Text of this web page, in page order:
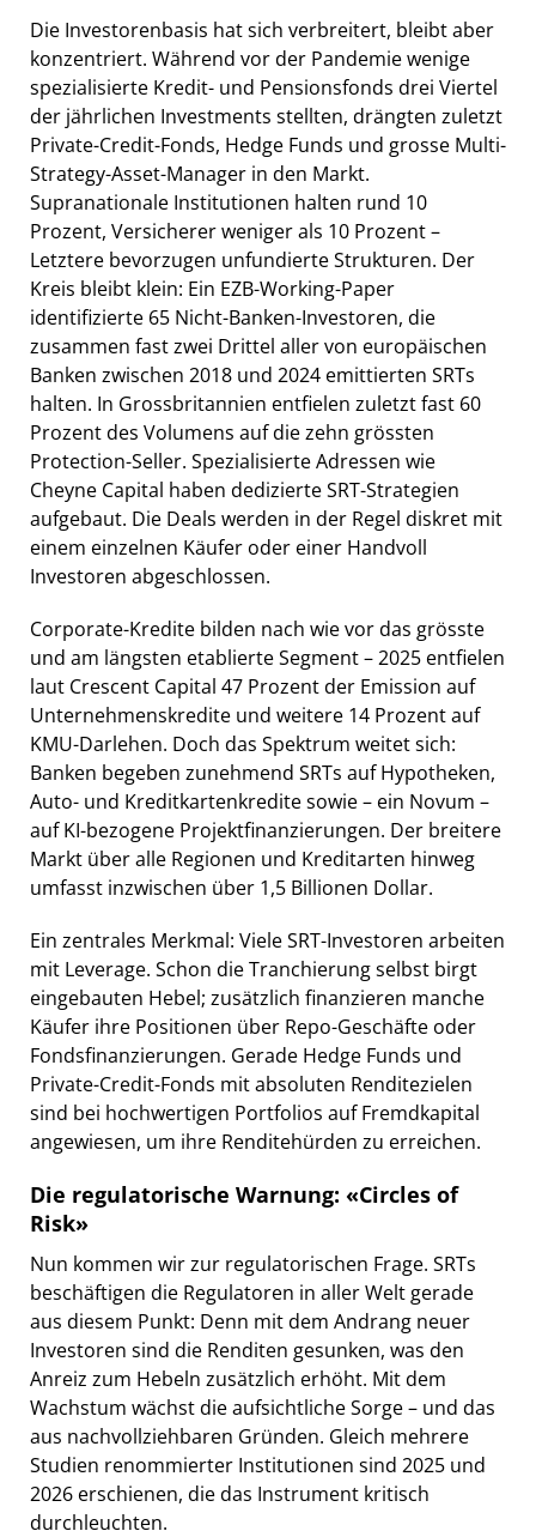
Die Investorenbasis hat sich verbreitert, bleibt aber
konzentriert. Während vor der Pandemie wenige
spezialisierte Kredit- und Pensionsfonds drei Viertel
der jährlichen Investments stellten, drängten zuletzt
Private-Credit-Fonds, Hedge Funds und grosse Multi-
Strategy-Asset-Manager in den Markt.
Supranationale Institutionen halten rund 10
Prozent, Versicherer weniger als 10 Prozent –
Letztere bevorzugen unfundierte Strukturen. Der
Kreis bleibt klein: Ein EZB-Working-Paper
identifizierte 65 Nicht-Banken-Investoren, die
zusammen fast zwei Drittel aller von europäischen
Banken zwischen 2018 und 2024 emittierten SRTs
halten. In Grossbritannien entfielen zuletzt fast 60
Prozent des Volumens auf die zehn grössten
Protection-Seller. Spezialisierte Adressen wie
Cheyne Capital haben dedizierte SRT-Strategien
aufgebaut. Die Deals werden in der Regel diskret mit
einem einzelnen Käufer oder einer Handvoll
Investoren abgeschlossen.
Corporate-Kredite bilden nach wie vor das grösste
und am längsten etablierte Segment – 2025 entfielen
laut Crescent Capital 47 Prozent der Emission auf
Unternehmenskredite und weitere 14 Prozent auf
KMU-Darlehen. Doch das Spektrum weitet sich:
Banken begeben zunehmend SRTs auf Hypotheken,
Auto- und Kreditkartenkredite sowie – ein Novum –
auf KI-bezogene Projektfinanzierungen. Der breitere
Markt über alle Regionen und Kreditarten hinweg
umfasst inzwischen über 1,5 Billionen Dollar.
Ein zentrales Merkmal: Viele SRT-Investoren arbeiten
mit Leverage. Schon die Tranchierung selbst birgt
eingebauten Hebel; zusätzlich finanzieren manche
Käufer ihre Positionen über Repo-Geschäfte oder
Fondsfinanzierungen. Gerade Hedge Funds und
Private-Credit-Fonds mit absoluten Renditezielen
sind bei hochwertigen Portfolios auf Fremdkapital
angewiesen, um ihre Renditehürden zu erreichen.
Die regulatorische Warnung: «Circles of
Risk»
Nun kommen wir zur regulatorischen Frage. SRTs
beschäftigen die Regulatoren in aller Welt gerade
aus diesem Punkt: Denn mit dem Andrang neuer
Investoren sind die Renditen gesunken, was den
Anreiz zum Hebeln zusätzlich erhöht. Mit dem
Wachstum wächst die aufsichtliche Sorge – und das
aus nachvollziehbaren Gründen. Gleich mehrere
Studien renommierter Institutionen sind 2025 und
2026 erschienen, die das Instrument kritisch
durchleuchten.